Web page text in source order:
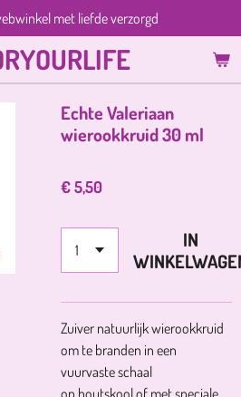
met liefde verzorgd
Echte Valeriaan
wierookkruid 30 ml
€ 5,50
IN
Zuiver natuurlijk wierookkruid
om te branden in een
vuurvaste schaal
op houtskool of met speciale